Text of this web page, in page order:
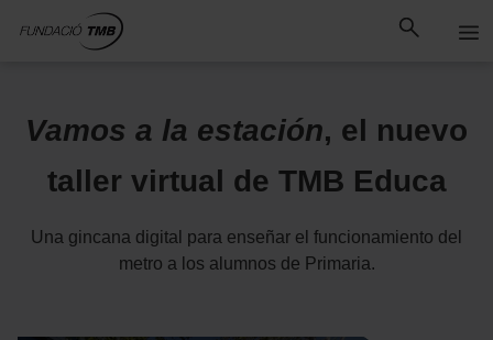
Saltar al contenido principal
al
Vamos a la estación, el nuevo
taller virtual de TMB Educa
Una gincana digital para enseñar el funcionamiento del
metro a los alumnos de Primaria.